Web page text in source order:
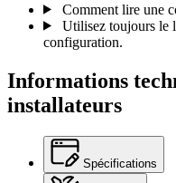
Comment lire une
Utilisez toujours le
configuration.
Informations
installateurs
Spécifications